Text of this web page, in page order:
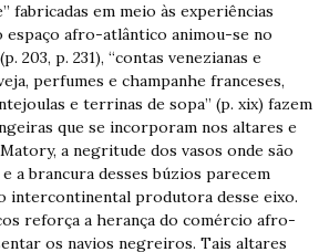
fabricadas em meio às experiências
espaço afro-atlântico animou-se no
203, p. 231), “contas venezianas e
perfumes e champanhe franceses,
e terrinas de sopa” (p. xix) fazem
que se incorporam nos altares e
a negritude dos vasos onde são
a brancura desses búzios parecem
intercontinental produtora desse eixo.
reforça a herança do comércio afro-
os navios negreiros. Tais altares